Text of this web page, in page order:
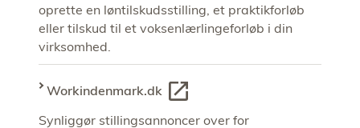
oprette en løntilskudsstilling, et praktikforløb
eller tilskud til et voksenlærlingeforløb i din
virksomhed.
Workindenmark.dk
Synliggør stillingsannoncer over for